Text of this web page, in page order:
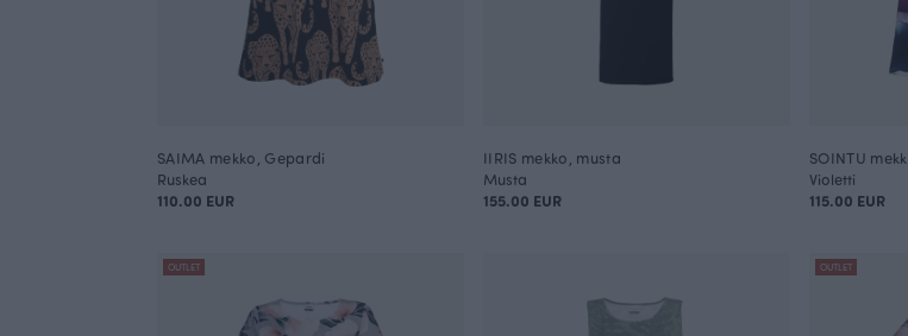
SAIMA mekko, Gepardi
Ruskea
110.00 EUR
IIRIS mekko, musta
Musta
155.00 EUR
SOINTU
Violetti
115.00 EUR
OUTLET OUTLET